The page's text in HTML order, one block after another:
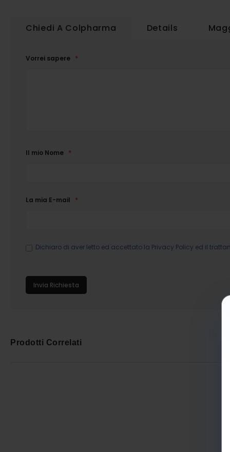
Chiedi A Colpharma
Vorrei sapere
Il mio Nome
La mia E-mail
Dichiaro di aver letto ed accettato la Privacy Policy ed il
Invia Richiesta
Details
Prodotti Correlati